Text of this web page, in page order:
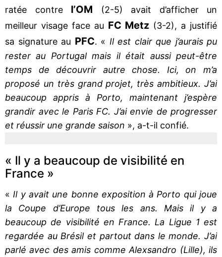
ratée contre l’OM
(2-5) avait d’afficher un
meilleur visage face au FC Metz (3-2), a justifié
sa signature au PFC. « Il est clair que j’aurais pu
rester au Portugal mais il était aussi peut-être
temps de découvrir autre chose. Ici, on m’a
proposé un très grand projet, très ambitieux. J’ai
beaucoup appris à Porto, maintenant j’espère
grandir avec le Paris FC. J’ai envie de progresser
et réussir une grande saison », a-t-il confié.
« Il y a beaucoup de visibilité en
France »
« Il y avait une bonne exposition à Porto qui joue
la Coupe d’Europe tous les ans. Mais il y a
beaucoup de visibilité en France. La Ligue 1 est
regardée au Brésil et partout dans le monde. J’ai
parlé avec des amis comme Alexsandro (Lille), ils